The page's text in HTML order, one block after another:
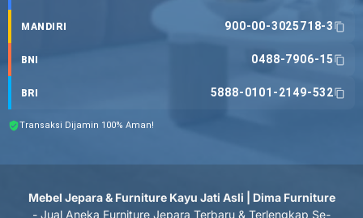
MANDIRI 900-00-3025718-3
BNI 0488-7906-15
BRI 5888-0101-2149-532
Transaksi Dijamin 100% Aman!
Mebel Jepara & Furniture Kayu Jati Asli | Dima Furniture
- Jual Aneka Furniture Jepara Terbaru & Terlengkap Se-